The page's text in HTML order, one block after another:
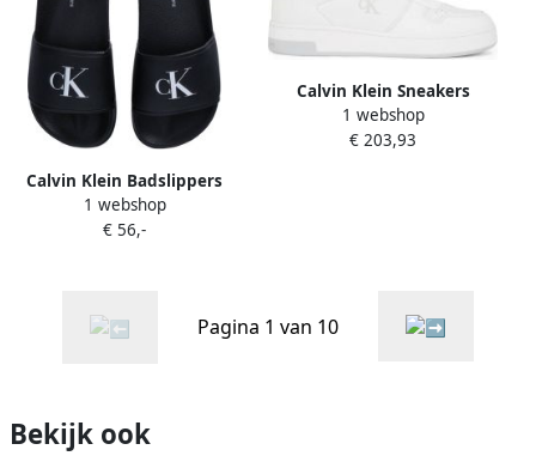
Calvin Klein Badslippers
pool slides watersandalen
strand-schoen met logo
1 webshop
€ 56,-
Calvin Klein Sneakers
BASKET CUPSOLE LOW MG
basket-veterschoen lage
1 webshop
€ 203,93
Pagina 1 van 10
Bekijk ook